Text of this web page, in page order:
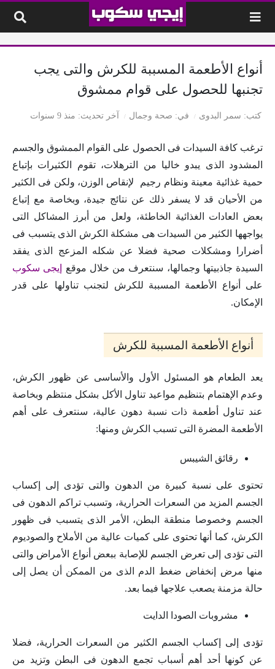
أنواع الأطعمة المسببة للكرش والتى يجب
تجنبها للحصول على قوام ممشوق
كتب سمر البدوى في صحة وجمال آخر تحديث منذ 9 سنوات
ترغب كافة السيدات فى الحصول على القوام الممشوق والجسم
المشدود الذى يبدو خاليا من الترهلات، تقوم الكثيرات بإتباع
حمية غذائية معينة ونظام رجيم لإنقاص الوزن، ولكن فى الكثير
من الأحيان قد لا يسفر ذلك عن نتائج جيدة، وبخاصة مع إتباع
بعض العادات الغذائية الخاطئة، ولعل من أبرز المشاكل التى
يواجهها الكثير من السيدات هى مشكلة الكرش الذى يتسبب فى
أضرارا ومشكلات صحية فضلا عن شكله المزعج الذى يفقد
السيدة جاذبيتها وجمالها، سنتعرف من خلال موقع
إيجى سكوب
على أنواع الأطعمة المسببة للكرش لتجنب تناولها على قدر
الإمكان.
أنواع الأطعمة المسببة للكرش
يعد الطعام هو المسئول الأول والأساسى عن ظهور الكرش،
وعدم الإهتمام بتنظيم مواعيد تناول الأكل بشكل منتظم وبخاصة
عند تناول أطعمة ذات نسبة دهون عالية، سنتعرف على أهم
الأطعمة المضرة التى تسبب الكرش ومنها:
رقائق الشيبس
تحتوى على نسبة كبيرة من الدهون والتى تؤدى إلى إكساب
الجسم المزيد من السعرات الحرارية، وتسبب تراكم الدهون فى
الجسم وخصوصا منطقة البطن، الأمر الذى يتسبب فى ظهور
الكرش، كما أنها تحتوى على كميات عالية من الأملاح والصوديوم
التى تؤدى إلى تعرض الجسم للإصابة ببعض أنواع الأمراض والتى
منها مرض إنخفاض ضغط الدم الذى من الممكن أن يصل إلى
حالة مزمنة يصعب علاجها فيما بعد.
مشروبات الصودا الدايت
تؤدى إلى إكساب الجسم الكثير من السعرات الحرارية، فضلا
عن كونها أحد أهم أسباب تجمع الدهون فى البطن وتزيد من